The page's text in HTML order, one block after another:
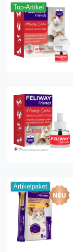
Top-Artikel
Artikelpaket